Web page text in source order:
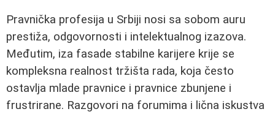
Pravnička profesija u Srbiji nosi sa sobom auru
prestiža, odgovornosti i intelektualnog izazova.
Međutim, iza fasade stabilne karijere krije se
kompleksna realnost tržišta rada, koja često
ostavlja mlade pravnice i pravnice zbunjene i
frustrirane. Razgovori na forumima i lična iskustva